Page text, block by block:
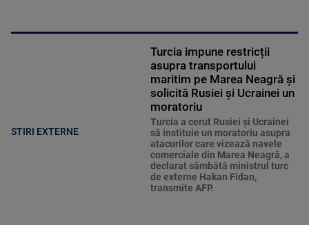
STIRI EXTERNE
Turcia impune restricții
asupra transportului
maritim pe Marea Neagră și
solicită Rusiei și Ucrainei un
moratoriu
Turcia a cerut Rusiei și Ucrainei
să instituie un moratoriu asupra
atacurilor care vizează navele
comerciale din Marea Neagră, a
declarat sâmbătă ministrul turc
de externe Hakan Fidan,
transmite AFP.